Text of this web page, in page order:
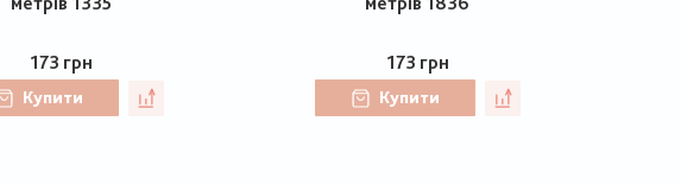
173 грн
Купити
173 грн
Купити